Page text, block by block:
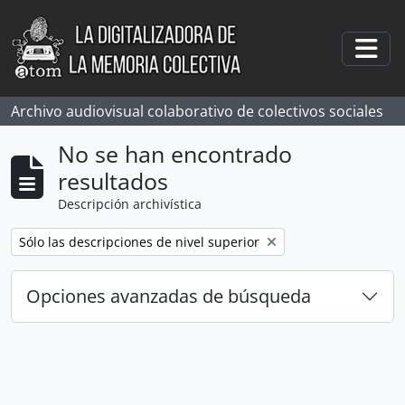
Skip to main content
Archivo audiovisual colaborativo de colectivos sociales
No se han encontrado
resultados
Descripción archivística
Remove filter:
Sólo las descripciones de nivel superior
Opciones avanzadas de búsqueda